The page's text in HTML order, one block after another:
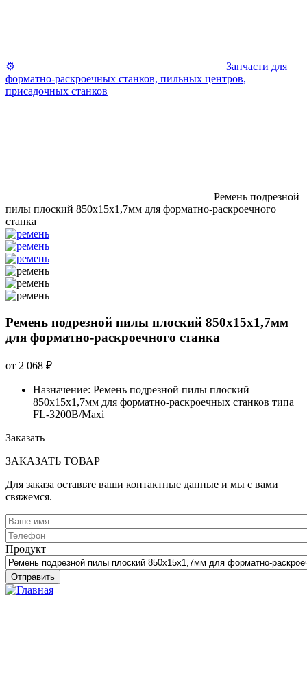
⚙️
Запчасти для
форматно-раскроечных станков, пильных центров,
присадочных станков
Ремень подрезной
пилы плоский 850х15х1,7мм для форматно-раскроечного
станка
Ремень подрезной пилы плоский 850х15х1,7мм
для форматно-раскроечного станка
от 2 068 ₽
Назначение: Ремень подрезной пилы плоский
850х15х1,7мм для форматно-раскроечных станков типа
FL-3200B/Maxi
Заказать
ЗАКАЗАТЬ ТОВАР
Для заказа оставьте ваши контактные данные и мы с вами
свяжемся.
Продукт